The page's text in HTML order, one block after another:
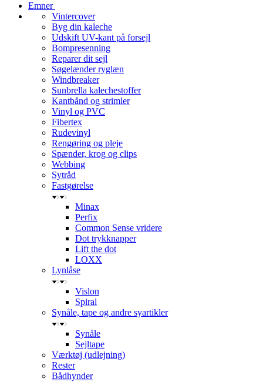
Emner
Vintercover
Byg din kaleche
Udskift UV-kant på forsejl
Bompresenning
Reparer dit sejl
Søgelænder ryglæn
Windbreaker
Sunbrella kalechestoffer
Kantbånd og strimler
Vinyl og PVC
Fibertex
Rudevinyl
Rengøring og pleje
Spænder, krog og clips
Webbing
Sytråd
Fastgørelse
Minax
Perfix
Common Sense vridere
Dot trykknapper
Lift the dot
LOXX
Lynlåse
Vislon
Spiral
Synåle, tape og andre syartikler
Synåle
Sejltape
Værktøj (udlejning)
Rester
Bådhynder